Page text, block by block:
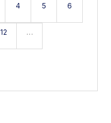
4 5 6
12 …